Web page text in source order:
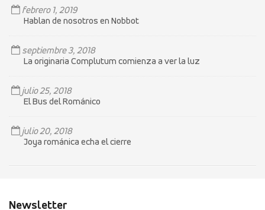
febrero 1, 2019
Hablan de nosotros en Nobbot
septiembre 3, 2018
La originaria Complutum comienza a ver la luz
julio 25, 2018
El Bus del Románico
julio 20, 2018
Joya románica echa el cierre
Newsletter